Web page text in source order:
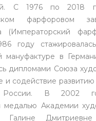
С 1976 по 2018
фарфоровом
(Императорский
году
мануфактуре в
дипломами Союза
и содействие развитию
России. В 2002
медалью Академии
Галине